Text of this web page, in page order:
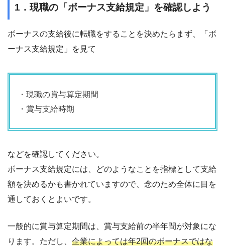
1．現職の「ボーナス支給規定」を確認しよう
ボーナスの支給後に転職をすることを決めたらまず、「ボ
ーナス支給規定」を見て
・現職の賞与算定期間
・賞与支給時期
などを確認してください。
ボーナス支給規定には、どのようなことを指標として支給
額を決めるかも書かれていますので、念のため全体に目を
通しておくとよいです。
一般的に賞与算定期間は、賞与支給前の半年間が対象にな
ります。ただし、 企業によっては年2回のボーナスではな